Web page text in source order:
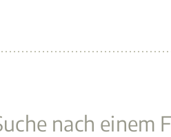
nach einem